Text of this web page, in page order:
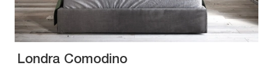
Londra Comodino